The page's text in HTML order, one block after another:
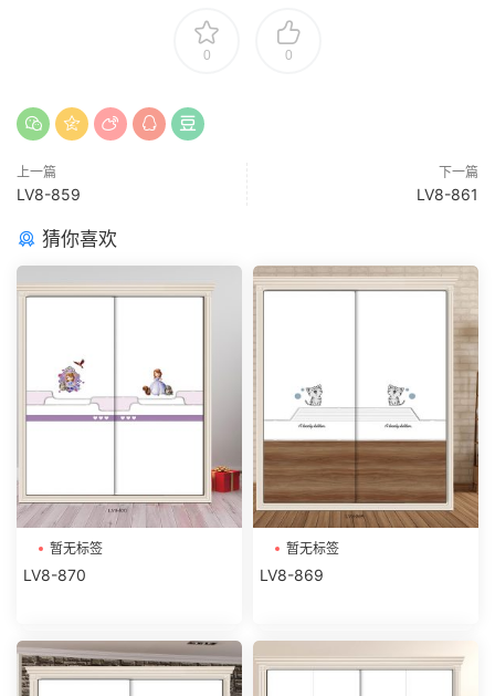
0 0
上一篇
LV8-859
下一篇
LV8-861
猜你喜欢
暂无标签
LV8-870
暂无标签
LV8-869